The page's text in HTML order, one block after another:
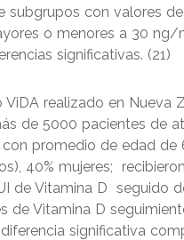
subgrupos con valores
o menores a 30
significativas. (21)
ViDA realizado en Nueva
de 5000 pacientes de
promedio de edad de
40% mujeres;
de Vitamina D seguido
de Vitamina D
significativa